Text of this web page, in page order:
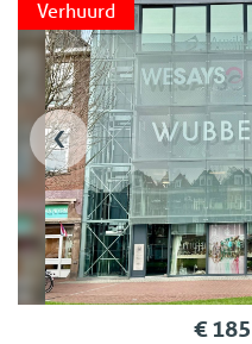
Verhuurd
‹
€